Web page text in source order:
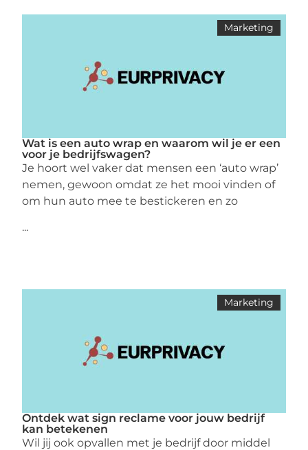
Marketing
Wat is een auto wrap en waarom wil je er een
voor je bedrijfswagen?
Je hoort wel vaker dat mensen een ‘auto wrap’
nemen, gewoon omdat ze het mooi vinden of
om hun auto mee te bestickeren en zo
...
Marketing
Ontdek wat sign reclame voor jouw bedrijf
kan betekenen
Wil jij ook opvallen met je bedrijf door middel